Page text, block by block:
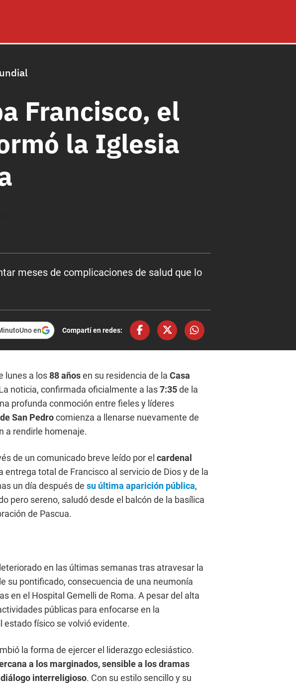
Francisco, el
la Iglesia
meses de complicaciones de salud que lo
en Compartí en redes:
lunes a los88 añosen su residencia de laCasa
noticia, confirmada oficialmente a las7:35de la
profunda conmoción entre fieles y líderes
San Pedrocomienza a llenarse nuevamente de
a rendirle homenaje.
de un comunicado breve leído por el cardenal
entrega total de Francisco al servicio de Dios y de la
un día después desu última aparición pública,
pero sereno, saludó desde el balcón de la basílica
de Pascua.
en las últimas semanas tras atravesar la
su pontificado, consecuencia de una neumonía
en el Hospital Gemelli de Roma. A pesar del alta
públicas para enfocarse en la
estado físico se volvió evidente.
la forma de ejercer el liderazgo eclesiástico.
a los marginados, sensible a los dramas
interreligioso. Con su estilo sencillo y su